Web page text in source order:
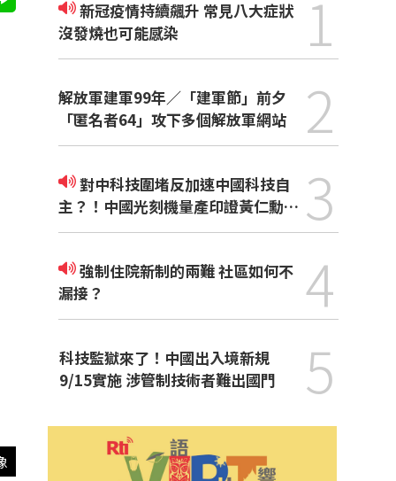
新冠疫情持續飆升 常見八大症狀
沒發燒也可能感染
1
解放軍建軍99年／「建軍節」前夕
「匿名者64」攻下多個解放軍網站
2
對中科技圍堵反加速中國科技自
主？！中國光刻機量產印證黃仁勳觀
點
3
強制住院新制的兩難 社區如何不
漏接？
4
科技監獄來了！中國出入境新規
9/15實施 涉管制技術者難出國門
5